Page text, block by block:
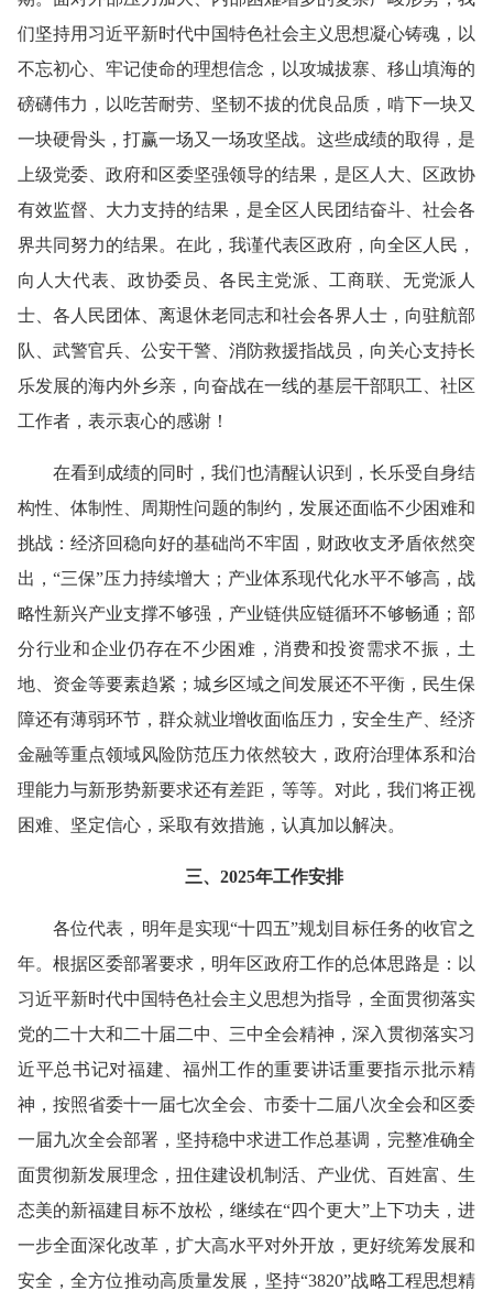
们坚持用习近平新时代中国特色社会主义思想凝心铸魂，以
不忘初心、牢记使命的理想信念，以攻城拔寨、移山填海的
磅礴伟力，以吃苦耐劳、坚韧不拔的优良品质，啃下一块又
一块硬骨头，打赢一场又一场攻坚战。这些成绩的取得，是
上级党委、政府和区委坚强领导的结果，是区人大、区政协
有效监督、大力支持的结果，是全区人民团结奋斗、社会各
界共同努力的结果。在此，我谨代表区政府，向全区人民，
向人大代表、政协委员、各民主党派、工商联、无党派人
士、各人民团体、离退休老同志和社会各界人士，向驻航部
队、武警官兵、公安干警、消防救援指战员，向关心支持长
乐发展的海内外乡亲，向奋战在一线的基层干部职工、社区
工作者，表示衷心的感谢！
在看到成绩的同时，我们也清醒认识到，长乐受自身结
构性、体制性、周期性问题的制约，发展还面临不少困难和
挑战：经济回稳向好的基础尚不牢固，财政收支矛盾依然突
出，“三保”压力持续增大；产业体系现代化水平不够高，战
略性新兴产业支撑不够强，产业链供应链循环不够畅通；部
分行业和企业仍存在不少困难，消费和投资需求不振，土
地、资金等要素趋紧；城乡区域之间发展还不平衡，民生保
障还有薄弱环节，群众就业增收面临压力，安全生产、经济
金融等重点领域风险防范压力依然较大，政府治理体系和治
理能力与新形势新要求还有差距，等等。对此，我们将正视
困难、坚定信心，采取有效措施，认真加以解决。
三、2025年工作安排
各位代表，明年是实现“十四五”规划目标任务的收官之
年。根据区委部署要求，明年区政府工作的总体思路是：以
习近平新时代中国特色社会主义思想为指导，全面贯彻落实
党的二十大和二十届二中、三中全会精神，深入贯彻落实习
近平总书记对福建、福州工作的重要讲话重要指示批示精
神，按照省委十一届七次全会、市委十二届八次全会和区委
一届九次全会部署，坚持稳中求进工作总基调，完整准确全
面贯彻新发展理念，扭住建设机制活、产业优、百姓富、生
态美的新福建目标不放松，继续在“四个更大”上下功夫，进
一步全面深化改革，扩大高水平对外开放，更好统筹发展和
安全，全方位推动高质量发展，坚持“3820”战略工程思想精